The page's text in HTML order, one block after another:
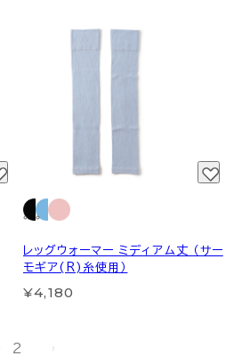
レッグウォーマー ミディアム丈 （サー
モギア(R)糸使用）
¥4,180
2